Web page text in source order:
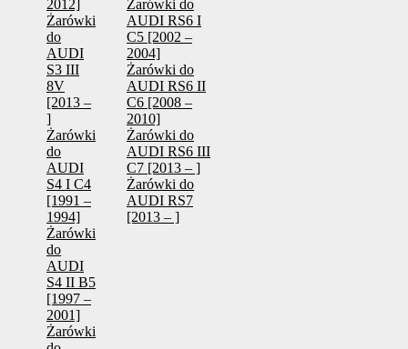
2012]
Żarówki
do
AUDI
S3 III
8V
[2013 –
]
Żarówki
do
AUDI
S4 I C4
[1991 –
1994]
Żarówki
do
AUDI
S4 II B5
[1997 –
2001]
Żarówki
Żarówki do
AUDI RS6 I
C5 [2002 –
2004]
Żarówki do
AUDI RS6 II
C6 [2008 –
2010]
Żarówki do
AUDI RS6 III
C7 [2013 – ]
Żarówki do
AUDI RS7
[2013 – ]